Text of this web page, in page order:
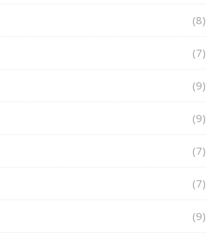
(8)
(7)
(9)
(9)
(7)
(7)
(9)